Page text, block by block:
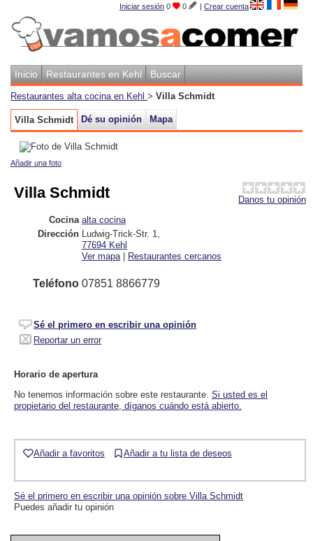
Iniciar sesión 0 0 | Crear cuenta
Inicio Restaurantes en Kehl Buscar
Restaurantes alta cocina en Kehl > Villa Schmidt
Villa Schmidt Dé su opinión Mapa
Añadir una foto
Danos tu opinión
Villa Schmidt
Cocina alta cocina
Dirección Ludwig-Trick-Str. 1
77694 Kehl
Ver mapa | Restaurantes cercanos
Teléfono 07851 8866779
Sé el primero en escribir una opinión
Reportar un error
Horario de apertura
No tenemos información sobre este restaurante. Si usted es el
propietario del restaurante, díganos cuándo está abierto.
Añadir a favoritos Añadir a tu lista de deseos
Sé el primero en escribir una opinión sobre Villa Schmidt
Puedes añadir tu opinión